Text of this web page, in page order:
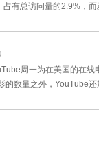
有总访问量的2.9%，
周一为在美国的在
数量之外，YouTube